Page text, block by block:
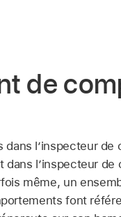
de
l’inspecteur de
l’inspecteur
même, un
font